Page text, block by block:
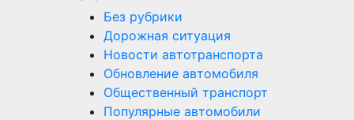
Без рубрики
Дорожная ситуация
Новости автотранспорта
Обновление автомобиля
Общественный транспорт
Популярные автомобили